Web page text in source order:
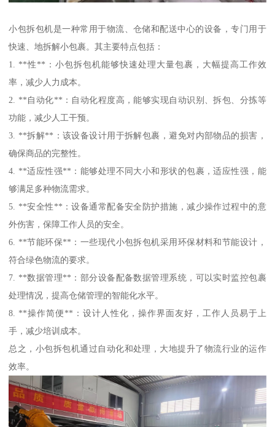
小包拆包机是一种常用于物流、仓储和配送中心的设备，专门用于
快速、地拆解小包裹。其主要特点包括：
1. **性**：小包拆包机能够快速处理大量包裹，大幅提高工作效
率，减少人力成本。
2. **自动化**：自动化程度高，能够实现自动识别、拆包、分拣等
功能，减少人工干预。
3. **拆解**：该设备设计用于拆解包裹，避免对内部物品的损害，
确保商品的完整性。
4. **适应性强**：能够处理不同大小和形状的包裹，适应性强，能
够满足多种物流需求。
5. **安全性**：设备通常配备安全防护措施，减少操作过程中的意
外伤害，保障工作人员的安全。
6. **节能环保**：一些现代小包拆包机采用环保材料和节能设计，
符合绿色物流的要求。
7. **数据管理**：部分设备配备数据管理系统，可以实时监控包裹
处理情况，提高仓储管理的智能化水平。
8. **操作简便**：设计人性化，操作界面友好，工作人员易于上
手，减少培训成本。
总之，小包拆包机通过自动化和处理，大地提升了物流行业的运作
效率。